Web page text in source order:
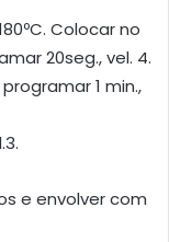
Colocar no
20seg., vel. 4.
1 min.,
e envolver com